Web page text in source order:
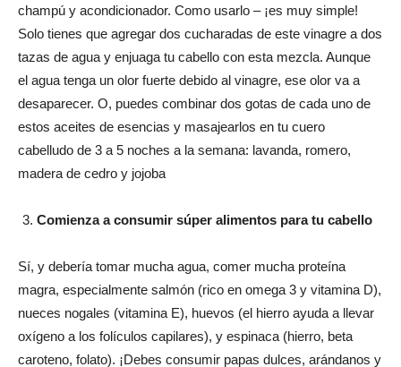
champú y acondicionador. Como usarlo – ¡es muy simple!
Solo tienes que agregar dos cucharadas de este vinagre a dos
tazas de agua y enjuaga tu cabello con esta mezcla. Aunque
el agua tenga un olor fuerte debido al vinagre, ese olor va a
desaparecer. O, puedes combinar dos gotas de cada uno de
estos aceites de esencias y masajearlos en tu cuero
cabelludo de 3 a 5 noches a la semana: lavanda, romero,
madera de cedro y jojoba
Comienza a consumir súper alimentos para tu cabello
Sí, y debería tomar mucha agua, comer mucha proteína
magra, especialmente salmón (rico en omega 3 y vitamina D),
nueces nogales (vitamina E), huevos (el hierro ayuda a llevar
oxígeno a los folículos capilares), y espinaca (hierro, beta
caroteno, folato). ¡Debes consumir papas dulces, arándanos y